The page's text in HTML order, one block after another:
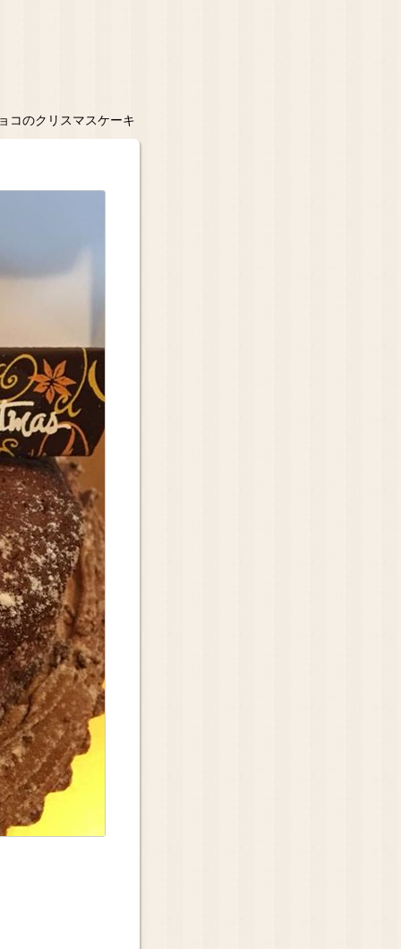
コのクリスマスケーキ